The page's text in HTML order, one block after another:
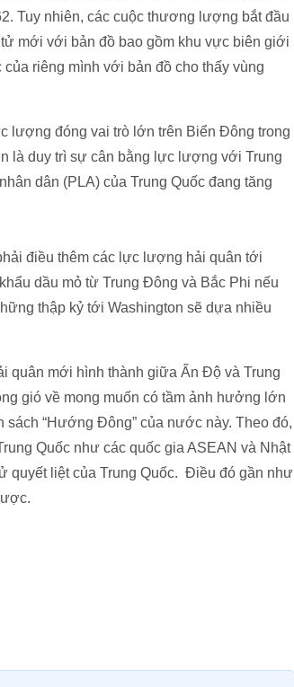
Tuy nhiên, các cuộc thương lượng bắt đầu
mới với bản đồ bao gồm khu vực biên giới
riêng mình với bản đồ cho thấy vùng
lượng đóng vai trò lớn trên Biển Đông trong
là duy trì sự cân bằng lực lượng với Trung
dân (PLA) của Trung Quốc đang tăng
điều thêm các lực lượng hải quân tới
dầu mỏ từ Trung Đông và Bắc Phi nếu
thập kỷ tới Washington sẽ dựa nhiều
quân mới hình thành giữa Ấn Độ và Trung
gió về mong muốn có tầm ảnh hưởng lớn
“Hướng Đông” của nước này. Theo đó,
Quốc như các quốc gia ASEAN và Nhật
quyết liệt của Trung Quốc. Điều đó gần như